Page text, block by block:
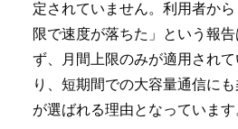
定されていません。利用者か
限で速度が落ちた」という報
ず、月間上限のみが適用され
り、短期間での大容量通信に
が選ばれる理由となっています